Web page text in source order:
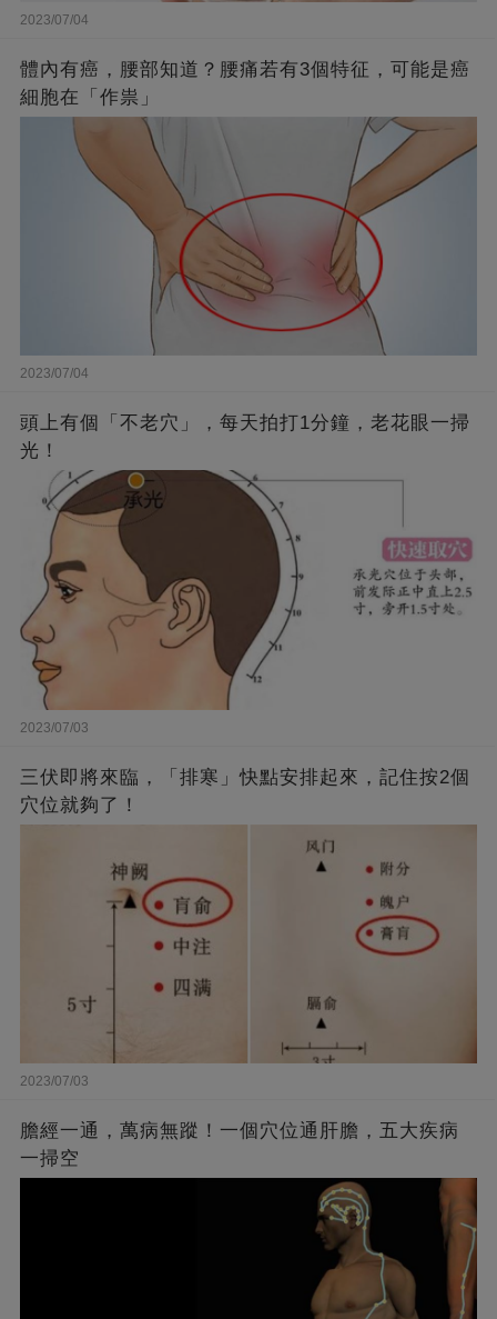
2023/07/04
體內有癌，腰部知道？腰痛若有3個特征，可能是癌
細胞在「作祟」
2023/07/04
頭上有個「不老穴」，每天拍打1分鐘，老花眼一掃
光！
2023/07/03
三伏即將來臨，「排寒」快點安排起來，記住按2個
穴位就夠了！
2023/07/03
膽經一通，萬病無蹤！一個穴位通肝膽，五大疾病
一掃空